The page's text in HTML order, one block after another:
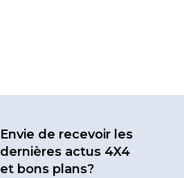
Envie de recevoir les
dernières actus 4X4
et bons plans?